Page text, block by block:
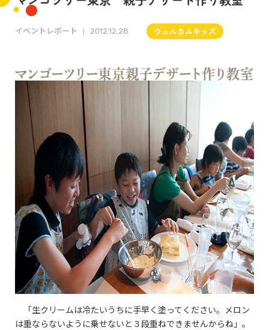
イベントレポート 2012.12.28 ウェルカムキッズ
「生クリームは冷たいうちに手早く塗ってください。メロン
は重ならないように乗せないと３段重ねできませんからね」。